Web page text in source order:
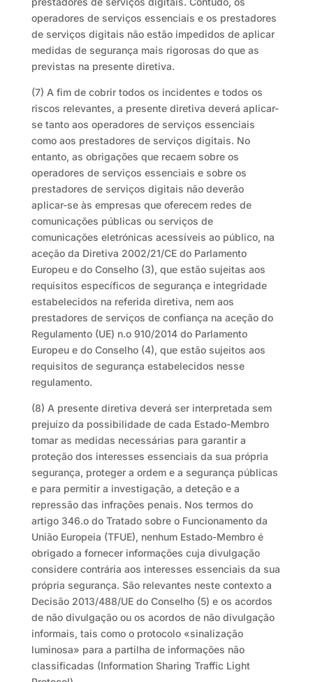
operadores de serviços essenciais e os prestadores
de serviços digitais não estão impedidos de aplicar
medidas de segurança mais rigorosas do que as
previstas na presente diretiva.
(7) A fim de cobrir todos os incidentes e todos os
riscos relevantes, a presente diretiva deverá aplicar-
se tanto aos operadores de serviços essenciais
como aos prestadores de serviços digitais. No
entanto, as obrigações que recaem sobre os
operadores de serviços essenciais e sobre os
prestadores de serviços digitais não deverão
aplicar-se às empresas que oferecem redes de
comunicações públicas ou serviços de
comunicações eletrónicas acessíveis ao público, na
aceção da Diretiva 2002/21/CE do Parlamento
Europeu e do Conselho (3), que estão sujeitas aos
requisitos específicos de segurança e integridade
estabelecidos na referida diretiva, nem aos
prestadores de serviços de confiança na aceção do
Regulamento (UE) n.o 910/2014 do Parlamento
Europeu e do Conselho (4), que estão sujeitos aos
requisitos de segurança estabelecidos nesse
regulamento.
(8) A presente diretiva deverá ser interpretada sem
prejuízo da possibilidade de cada Estado-Membro
tomar as medidas necessárias para garantir a
proteção dos interesses essenciais da sua própria
segurança, proteger a ordem e a segurança públicas
e para permitir a investigação, a deteção e a
repressão das infrações penais. Nos termos do
artigo 346.o do Tratado sobre o Funcionamento da
União Europeia (TFUE), nenhum Estado-Membro é
obrigado a fornecer informações cuja divulgação
considere contrária aos interesses essenciais da sua
própria segurança. São relevantes neste contexto a
Decisão 2013/488/UE do Conselho (5) e os acordos
de não divulgação ou os acordos de não divulgação
informais, tais como o protocolo «sinalização
luminosa» para a partilha de informações não
classificadas (Information Sharing Traffic Light